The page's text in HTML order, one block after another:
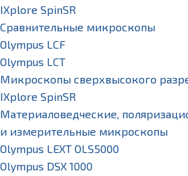
IXplore SpinSR
Сравнительные микроскопы
Olympus LCF
Olympus LCT
Микроскопы сверхвысокого
IXplore SpinSR
Материаловедческие,
и измерительные микроскопы
Olympus LEXT OLS5000
Olympus DSX 1000